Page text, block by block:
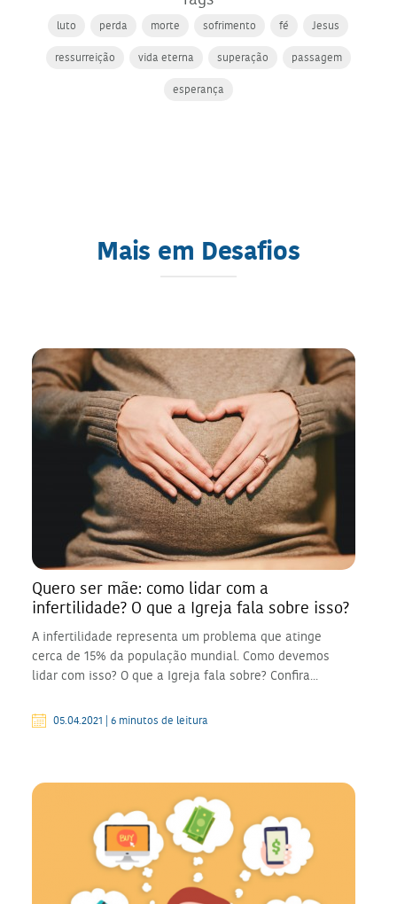
luto perda morte sofrimento fé
Jesus
ressurreição
vida eterna superação
passagem
esperança
Mais em Desafios
Quero ser mãe: como lidar com a
infertilidade? O que a Igreja fala sobre isso?
A infertilidade representa um problema que atinge
cerca de 15% da população mundial. Como devemos
lidar com isso? O que a Igreja fala sobre? Confira...
05.04.2021 | 6 minutos de leitura